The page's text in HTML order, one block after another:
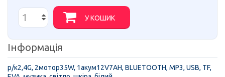
У КОШИК
Інформація
р/к2,4G, 2мотор35W, 1акум12V7AH, BLUETOOTH, MP3, USB, TF,